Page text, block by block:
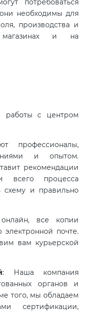
потребоваться
необходимы для
производства и
и на
работы с центром
профессионалы,
и опытом.
рекомендации
всего процесса
схему и правильно
онлайн, все копии
почте.
вам курьерской
: Наша компания
органов и
того, мы обладаем
сертификации,